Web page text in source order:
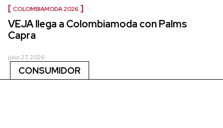
COLOMBIAMODA 2026
VEJA llega a Colombiamoda con Palms
Capra
julio 27, 2026
CONSUMIDOR